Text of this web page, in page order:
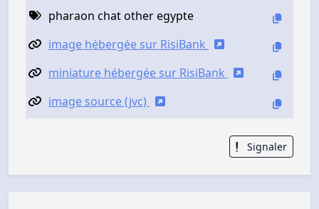
pharaon chat other egypte
image hébergée sur RisiBank
miniature hébergée sur RisiBank
image source (jvc)
Signaler